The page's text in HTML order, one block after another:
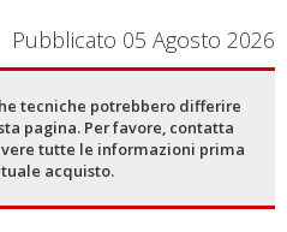
Pubblicato 05 Agosto 2026
tecniche potrebbero differire
pagina. Per favore, contatta
tutte le informazioni prima
acquisto.